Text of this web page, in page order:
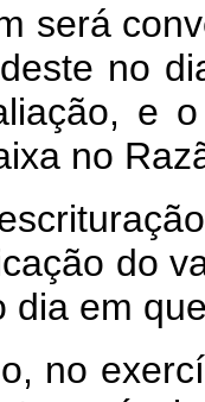
será
no
e
no
do
dia em
no